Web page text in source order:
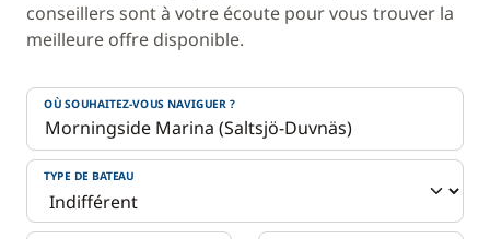
conseillers sont à votre écoute pour vous trouver la
meilleure offre disponible.
OÙ SOUHAITEZ-VOUS NAVIGUER ?
TYPE DE BATEAU